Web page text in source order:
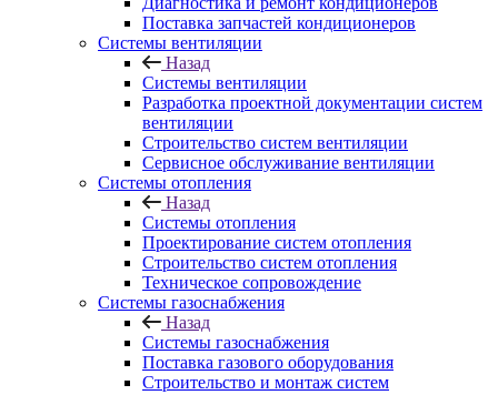
Поставка запчастей кондиционеров
Системы вентиляции
Назад
Системы вентиляции
Разработка проектной документации систем
вентиляции
Строительство систем вентиляции
Сервисное обслуживание вентиляции
Системы отопления
Назад
Системы отопления
Проектирование систем отопления
Строительство систем отопления
Техническое сопровождение
Системы газоснабжения
Назад
Системы газоснабжения
Поставка газового оборудования
Строительство и монтаж систем